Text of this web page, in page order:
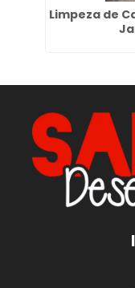
Limpeza de